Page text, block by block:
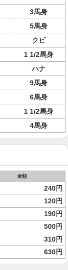
3馬身
5馬身
クビ
1 1/2馬身
ハナ
9馬身
6馬身
1 1/2馬身
4馬身
金額
240円
120円
190円
500円
310円
630円